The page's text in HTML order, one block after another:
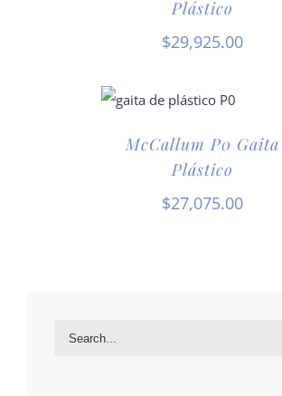
Plástico
$29,925.00
McCallum P0 Gaita
Plástico
$27,075.00